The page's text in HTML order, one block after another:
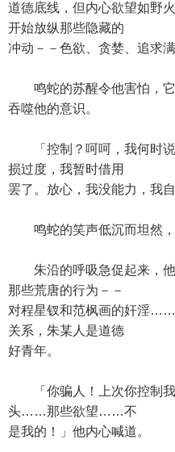
道德底线，但内心欲望如野
开始放纵那些隐藏的
冲动－－色欲、贪婪、追求满
鸣蛇的苏醒令他害怕，它
吞噬他的意识。
「控制？呵呵，我何时说
损过度，我暂时借用
罢了。放心，我没能力，我
鸣蛇的笑声低沉而坦然，
朱沿的呼吸急促起来，他
那些荒唐的行为－－
对程星钗和范枫画的奸淫
关系，朱某人是道德
好青年。
「你骗人！上次你控制我
头……那些欲望……不
是我的！」他内心喊道。